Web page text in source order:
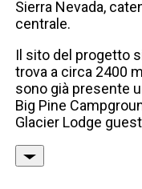
Sierra Nevada,
centrale.
Il sito del progetto
trova a circa 2400
sono già presente
Big Pine
Glacier Lodge